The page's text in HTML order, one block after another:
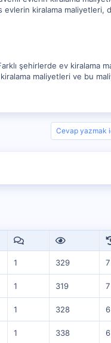
kiralama maliyetleri,
şehirlerde ev kiralama
maliyetleri ve bu
Cevap yazmak
1 329
1 319
1 328
1 338